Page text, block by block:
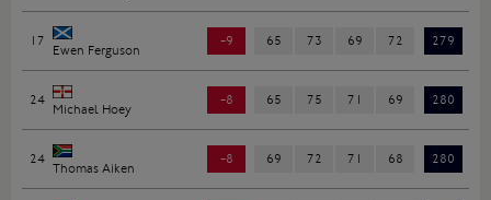
17
Ewen Ferguson
-9 65 73 69 72 279
24
Michael Hoey
-8 65 75 71 69 280
24
Thomas Aiken
-8 69 72 71 68 280